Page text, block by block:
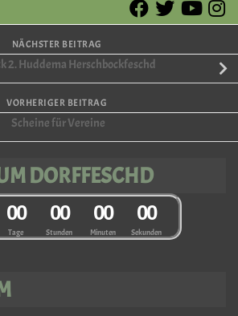
NÄCHSTER BEITRAG
2. Huddema Herschbockfeschd
VORHERIGER BEITRAG
Scheine für Vereine
DORFFESCHD
Tage
00
Stunden
00
Minuten
00
Sekunden
00